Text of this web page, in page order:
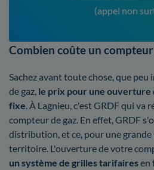
(appel non
Combien coûte un compteur
Sachez avant toute chose, que
de gaz, le prix pour une ouverture
fixe. À Lagnieu, c'est GRDF qui va
compteur de gaz. En effet, GRDF
distribution, et ce, pour une grande
territoire. L'ouverture de votre
un système de grilles tarifairesen